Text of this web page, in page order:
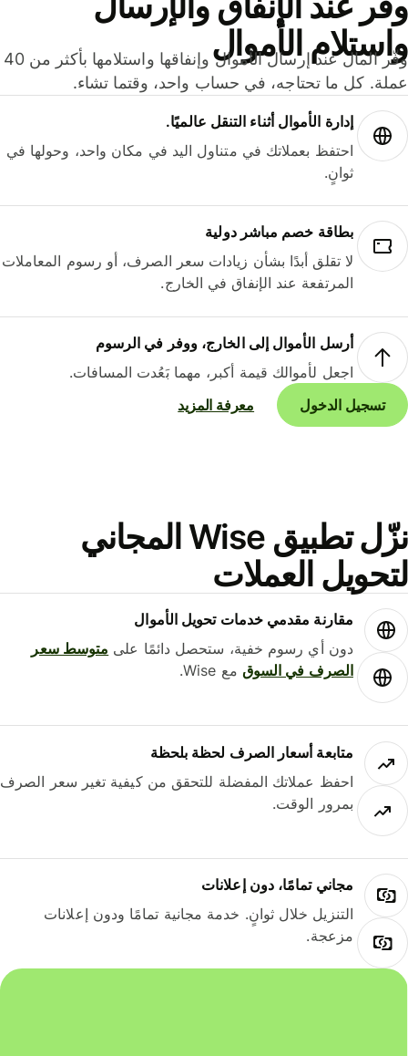
الأموال
وفّر المال عند إرسال الأموال وإنفاقها واستلامها بأكثر من 40
كل ما تحتاجه، في حساب واحد، وقتما تشاء.
إدارة الأموال أثناء التنقل عالميًا.
احتفظ بعملاتك في متناول اليد في مكان واحد، وحولها في
ثوانٍ.
بطاقة خصم مباشر دولية
لا تقلق أبدًا بشأن زيادات سعر الصرف، أو رسوم المعاملات
المرتفعة عند الإنفاق في الخارج.
أرسل الأموال إلى الخارج، ووفر في الرسوم
اجعل لأموالك قيمة أكبر، مهما بَعُدت المسافات.
تسجيل الدخول
معرفة المزيد
نزّل تطبيق Wise المجاني
العملات
مقارنة مقدمي خدمات تحويل الأموال
دون أي رسوم خفية، ستحصل دائمًا علىمتوسط ​​سعر
الصرف في السوقمع Wise.
متابعة أسعار الصرف لحظة بلحظة
احفظ عملاتك المفضلة للتحقق من كيفية تغير سعر الصرف
بمرور الوقت.
مجاني تمامًا، دون إعلانات
التنزيل خلال ثوانٍ. خدمة مجانية تمامًا ودون إعلانات
مزعجة.